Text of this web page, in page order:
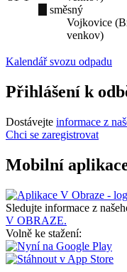
směsný
Vojkovice
venkov)
Kalendář svozu odpadu
Přihlášení k
Dostávejte informace z
Chci se zaregistrovat
Mobilní
Sledujte informace z
V OBRAZE.
Volně ke stažení: